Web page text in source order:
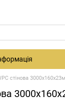
стінова